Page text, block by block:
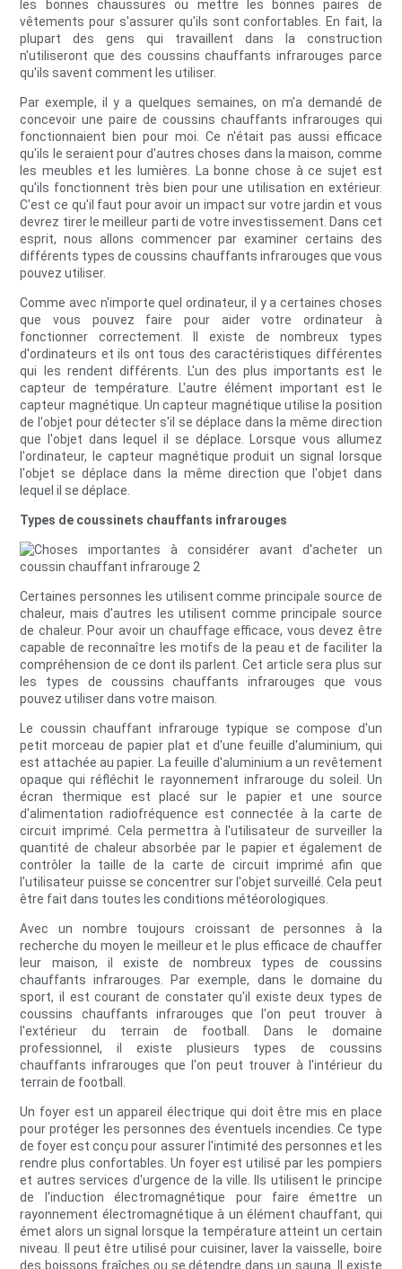
les bonnes chaussures ou mettre les bonnes paires de
vêtements pour s'assurer qu'ils sont confortables. En fait, la
plupart des gens qui travaillent dans la construction
n'utiliseront que des coussins chauffants infrarouges parce
qu'ils savent comment les utiliser.
Par exemple, il y a quelques semaines, on m'a demandé de
concevoir une paire de coussins chauffants infrarouges qui
fonctionnaient bien pour moi. Ce n'était pas aussi efficace
qu'ils le seraient pour d'autres choses dans la maison, comme
les meubles et les lumières. La bonne chose à ce sujet est
qu'ils fonctionnent très bien pour une utilisation en extérieur.
C'est ce qu'il faut pour avoir un impact sur votre jardin et vous
devrez tirer le meilleur parti de votre investissement. Dans cet
esprit, nous allons commencer par examiner certains des
différents types de coussins chauffants infrarouges que vous
pouvez utiliser.
Comme avec n'importe quel ordinateur, il y a certaines choses
que vous pouvez faire pour aider votre ordinateur à
fonctionner correctement. Il existe de nombreux types
d'ordinateurs et ils ont tous des caractéristiques différentes
qui les rendent différents. L'un des plus importants est le
capteur de température. L'autre élément important est le
capteur magnétique. Un capteur magnétique utilise la position
de l'objet pour détecter s'il se déplace dans la même direction
que l'objet dans lequel il se déplace. Lorsque vous allumez
l'ordinateur, le capteur magnétique produit un signal lorsque
l'objet se déplace dans la même direction que l'objet dans
lequel il se déplace.
Types de coussinets chauffants infrarouges
Certaines personnes les utilisent comme principale source de
chaleur, mais d'autres les utilisent comme principale source
de chaleur. Pour avoir un chauffage efficace, vous devez être
capable de reconnaître les motifs de la peau et de faciliter la
compréhension de ce dont ils parlent. Cet article sera plus sur
les types de coussins chauffants infrarouges que vous
pouvez utiliser dans votre maison.
Le coussin chauffant infrarouge typique se compose d'un
petit morceau de papier plat et d'une feuille d'aluminium, qui
est attachée au papier. La feuille d'aluminium a un revêtement
opaque qui réfléchit le rayonnement infrarouge du soleil. Un
écran thermique est placé sur le papier et une source
d'alimentation radiofréquence est connectée à la carte de
circuit imprimé. Cela permettra à l'utilisateur de surveiller la
quantité de chaleur absorbée par le papier et également de
contrôler la taille de la carte de circuit imprimé afin que
l'utilisateur puisse se concentrer sur l'objet surveillé. Cela peut
être fait dans toutes les conditions météorologiques.
Avec un nombre toujours croissant de personnes à la
recherche du moyen le meilleur et le plus efficace de chauffer
leur maison, il existe de nombreux types de coussins
chauffants infrarouges. Par exemple, dans le domaine du
sport, il est courant de constater qu'il existe deux types de
coussins chauffants infrarouges que l'on peut trouver à
l'extérieur du terrain de football. Dans le domaine
professionnel, il existe plusieurs types de coussins
chauffants infrarouges que l'on peut trouver à l'intérieur du
terrain de football.
Un foyer est un appareil électrique qui doit être mis en place
pour protéger les personnes des éventuels incendies. Ce type
de foyer est conçu pour assurer l'intimité des personnes et les
rendre plus confortables. Un foyer est utilisé par les pompiers
et autres services d'urgence de la ville. Ils utilisent le principe
de l'induction électromagnétique pour faire émettre un
rayonnement électromagnétique à un élément chauffant, qui
émet alors un signal lorsque la température atteint un certain
niveau. Il peut être utilisé pour cuisiner, laver la vaisselle, boire
des boissons fraîches ou se détendre dans un sauna. Il existe